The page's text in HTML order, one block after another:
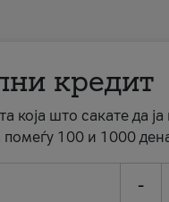
кредит
која што сакате да
помеѓу 100 и 1000
-